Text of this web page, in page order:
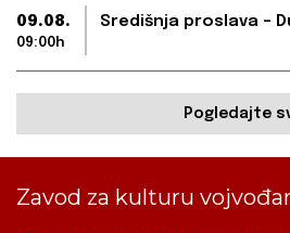
09.08.
09:00h
Središnja proslava –
Pogledajte
Zavod za kulturu